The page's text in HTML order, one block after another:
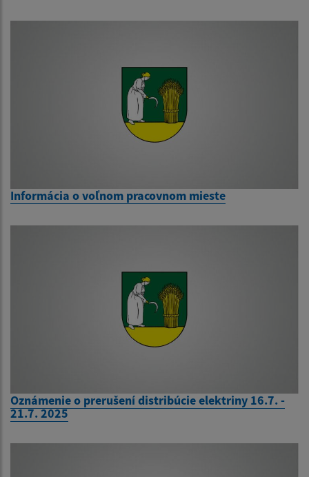
Informácia o voľnom pracovnom mieste
Oznámenie o prerušení distribúcie elektriny 16.7. -
21.7. 2025